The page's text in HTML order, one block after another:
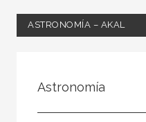
ASTRONOMÍA – AKAL
Ocio
Astronomía